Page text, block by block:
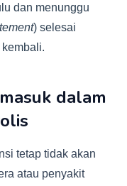
dan menunggu
) selesai
dalam
tetap tidak akan
atau penyakit